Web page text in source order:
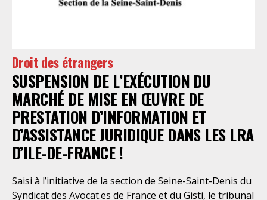
Droit des étrangers
SUSPENSION DE L’EXÉCUTION DU
MARCHÉ DE MISE EN ŒUVRE DE
PRESTATION D’INFORMATION ET
D’ASSISTANCE JURIDIQUE DANS LES LRA
D’ILE-DE-FRANCE !
Saisi à l’initiative de la section de Seine-Saint-Denis du
Syndicat des Avocat.es de France et du Gisti, le tribunal